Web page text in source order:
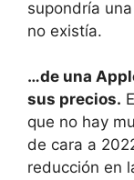
supondría
no existía.
…de una
sus precios.
que no hay
de cara a
reducción en